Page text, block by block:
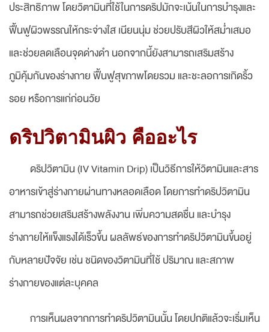
ประสิทธิภาพ โดยวิตามินที่ใช้ในการดริปมักจะเน้นในการบำรุงและ
ฟื้นฟูผิวพรรณให้กระจ่างใส เนียนนุ่ม ช่วยปรับสีผิวให้สม่ำเสมอ
และช่วยลดเลือนจุดด่างดำ นอกจากนี้ยังสามารถเสริมสร้าง
ภูมิคุ้มกันของร่างกาย ฟื้นฟูสุขภาพโดยรวม และชะลอการเกิดริ้ว
รอย หรือการแก่ก่อนวัย
ดริปวิตามินผิว คืออะไร
ดริปวิตามิน (IV Vitamin Drip) เป็นวิธีการให้วิตามินและสาร
อาหารเข้าสู่ร่างกายผ่านทางหลอดเลือด โดยการทำดริปวิตามิน
สามารถช่วยเสริมสร้างพลังงาน เพิ่มความสดชื่น และบำรุง
ร่างกายให้แข็งแรงได้เร็วขึ้น ผลลัพธ์ของการทำดริปวิตามินขึ้นอยู่
กับหลายปัจจัย เช่น ชนิดของวิตามินที่ใช้ ปริมาณ และสภาพ
ร่างกายของแต่ละบุคคล
การเห็นผลจากการทำดริปวิตามินนั้น โดยปกติแล้วจะเริ่มเห็น